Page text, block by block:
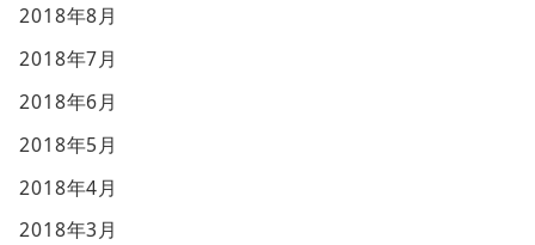
2018年8月
2018年7月
2018年6月
2018年5月
2018年4月
2018年3月